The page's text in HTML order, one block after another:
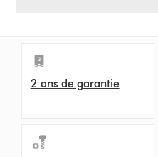
2 ans de garantie